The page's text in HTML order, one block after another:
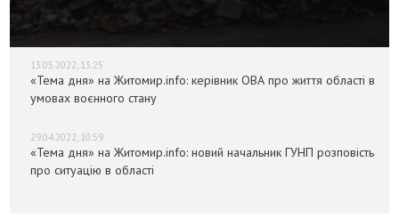
13.05.2022, 13:25
«Тема дня» на Житомир.info: керівник ОВА про життя області в
умовах воєнного стану
29.04.2022, 10:59
«Тема дня» на Житомир.info: новий начальник ГУНП розповість
про ситуацію в області